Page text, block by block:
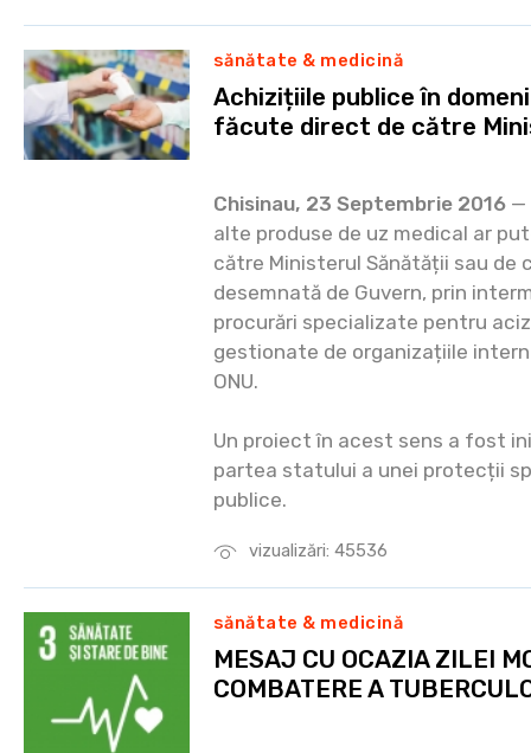
vizualizări: 45536
sănătate & medicină
Achizițiile publice în
făcute direct de către
Chisinau, 23 Septembrie 2016 —
alte produse de uz medical ar
către Ministerul Sănătății sau
desemnată de Guvern, prin
procurări specializate pentru
gestionate de organizațiile
ONU.
Un proiect în acest sens a fost
partea statului a unei protecții
publice.
sănătate & medicină
MESAJ CU OCAZIA ZILEI
COMBATERE A